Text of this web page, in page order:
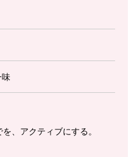
味
、アクティブにする。